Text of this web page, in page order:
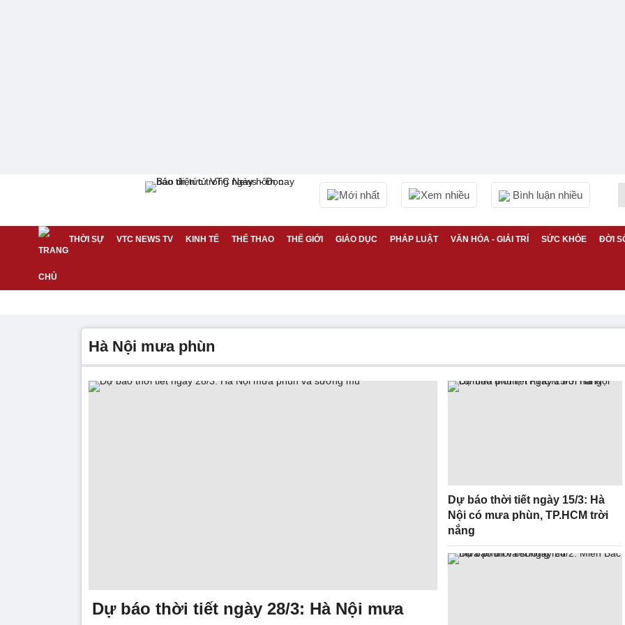
Mới nhất Xem nhiều Bình luận nhiều
THỜI SỰ VTC NEWS TV KINH TẾ THỂ THAO THẾ GIỚI GIÁO DỤC PHÁP LUẬT VĂN HÓA - GIẢI TRÍ SỨC KHỎE ĐỜI
Hà Nội mưa phùn
Dự báo thời tiết ngày 28/3: Hà Nội mưa
Dự báo thời tiết ngày 15/3: Hà
Nội có mưa phùn, TP.HCM trời
nắng